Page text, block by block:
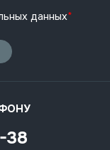
данных*
38